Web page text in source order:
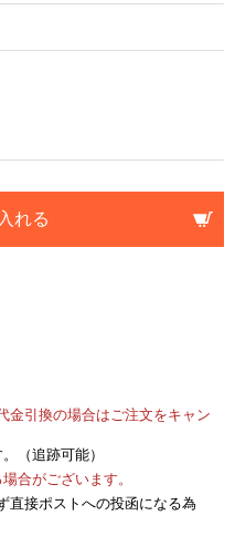
れる
金引換の場合はご注文をキャン
（追跡可能）
合がございます。
直接ポストへの投函になる為